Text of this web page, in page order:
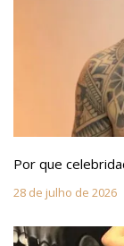
Por que
28 de julho de 2026